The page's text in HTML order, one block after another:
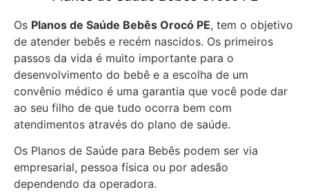
Os Planos de Saúde Bebês Orocó PE, tem o objetivo
de atender bebês e recém nascidos. Os primeiros
passos da vida é muito importante para o
desenvolvimento do bebê e a escolha de um
convênio médico é uma garantia que você pode dar
ao seu filho de que tudo ocorra bem com
atendimentos através do plano de saúde.
Os Planos de Saúde para Bebês podem ser via
empresarial, pessoa física ou por adesão
dependendo da operadora.